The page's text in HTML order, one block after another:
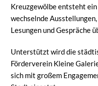
Kreuzgewölbe entsteht
wechselnde
Lesungen und Gespräche
Unterstützt wird die
Förderverein Kleine
sich mit großem